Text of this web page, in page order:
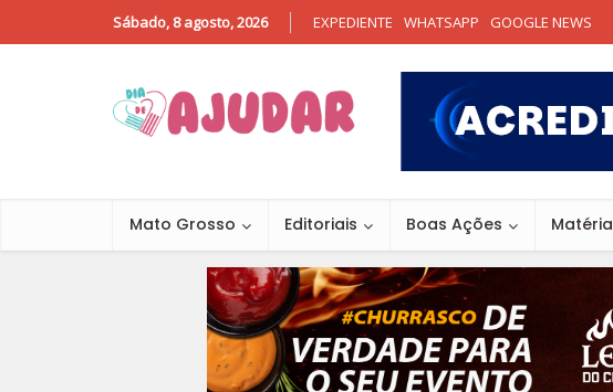
Sábado, 8 agosto, 2026 EXPEDIENTE WHATSAPP GOOGLE NEWS
Mato Grosso Editoriais Boas Ações Matéria